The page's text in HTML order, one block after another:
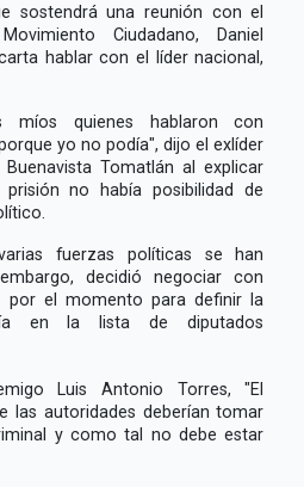
sostendrá una reunión con el
Ciudadano, Daniel
hablar con el líder nacional,
míos quienes hablaron con
yo no podía", dijo el exlíder
Tomatlán al explicar
no había posibilidad de
fuerzas políticas se han
decidió negociar con
por el momento para definir la
en la lista de diputados
Luis Antonio Torres, "El
las autoridades deberían tomar
y como tal no debe estar